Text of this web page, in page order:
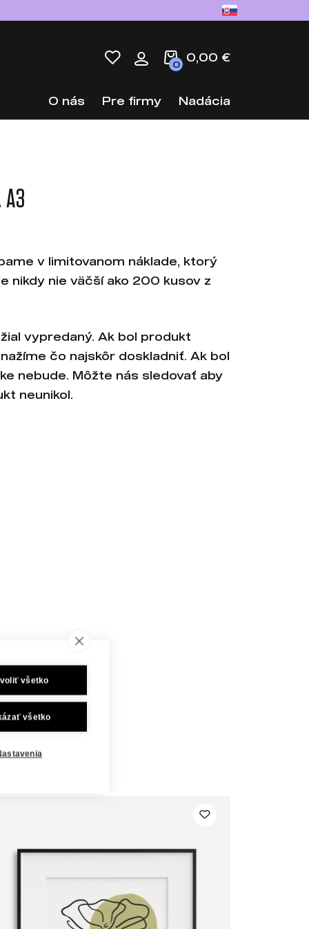
0
0,00 €
O nás Pre firmy Nadácia
A3
v limitovanom náklade, ktorý
nikdy nie väčší ako 200 kusov z
vypredaný. Ak bol produkt
čo najskôr doskladniť. Ak bol
nebude. Môžte nás sledovať aby
neunikol.
všetko
všetko